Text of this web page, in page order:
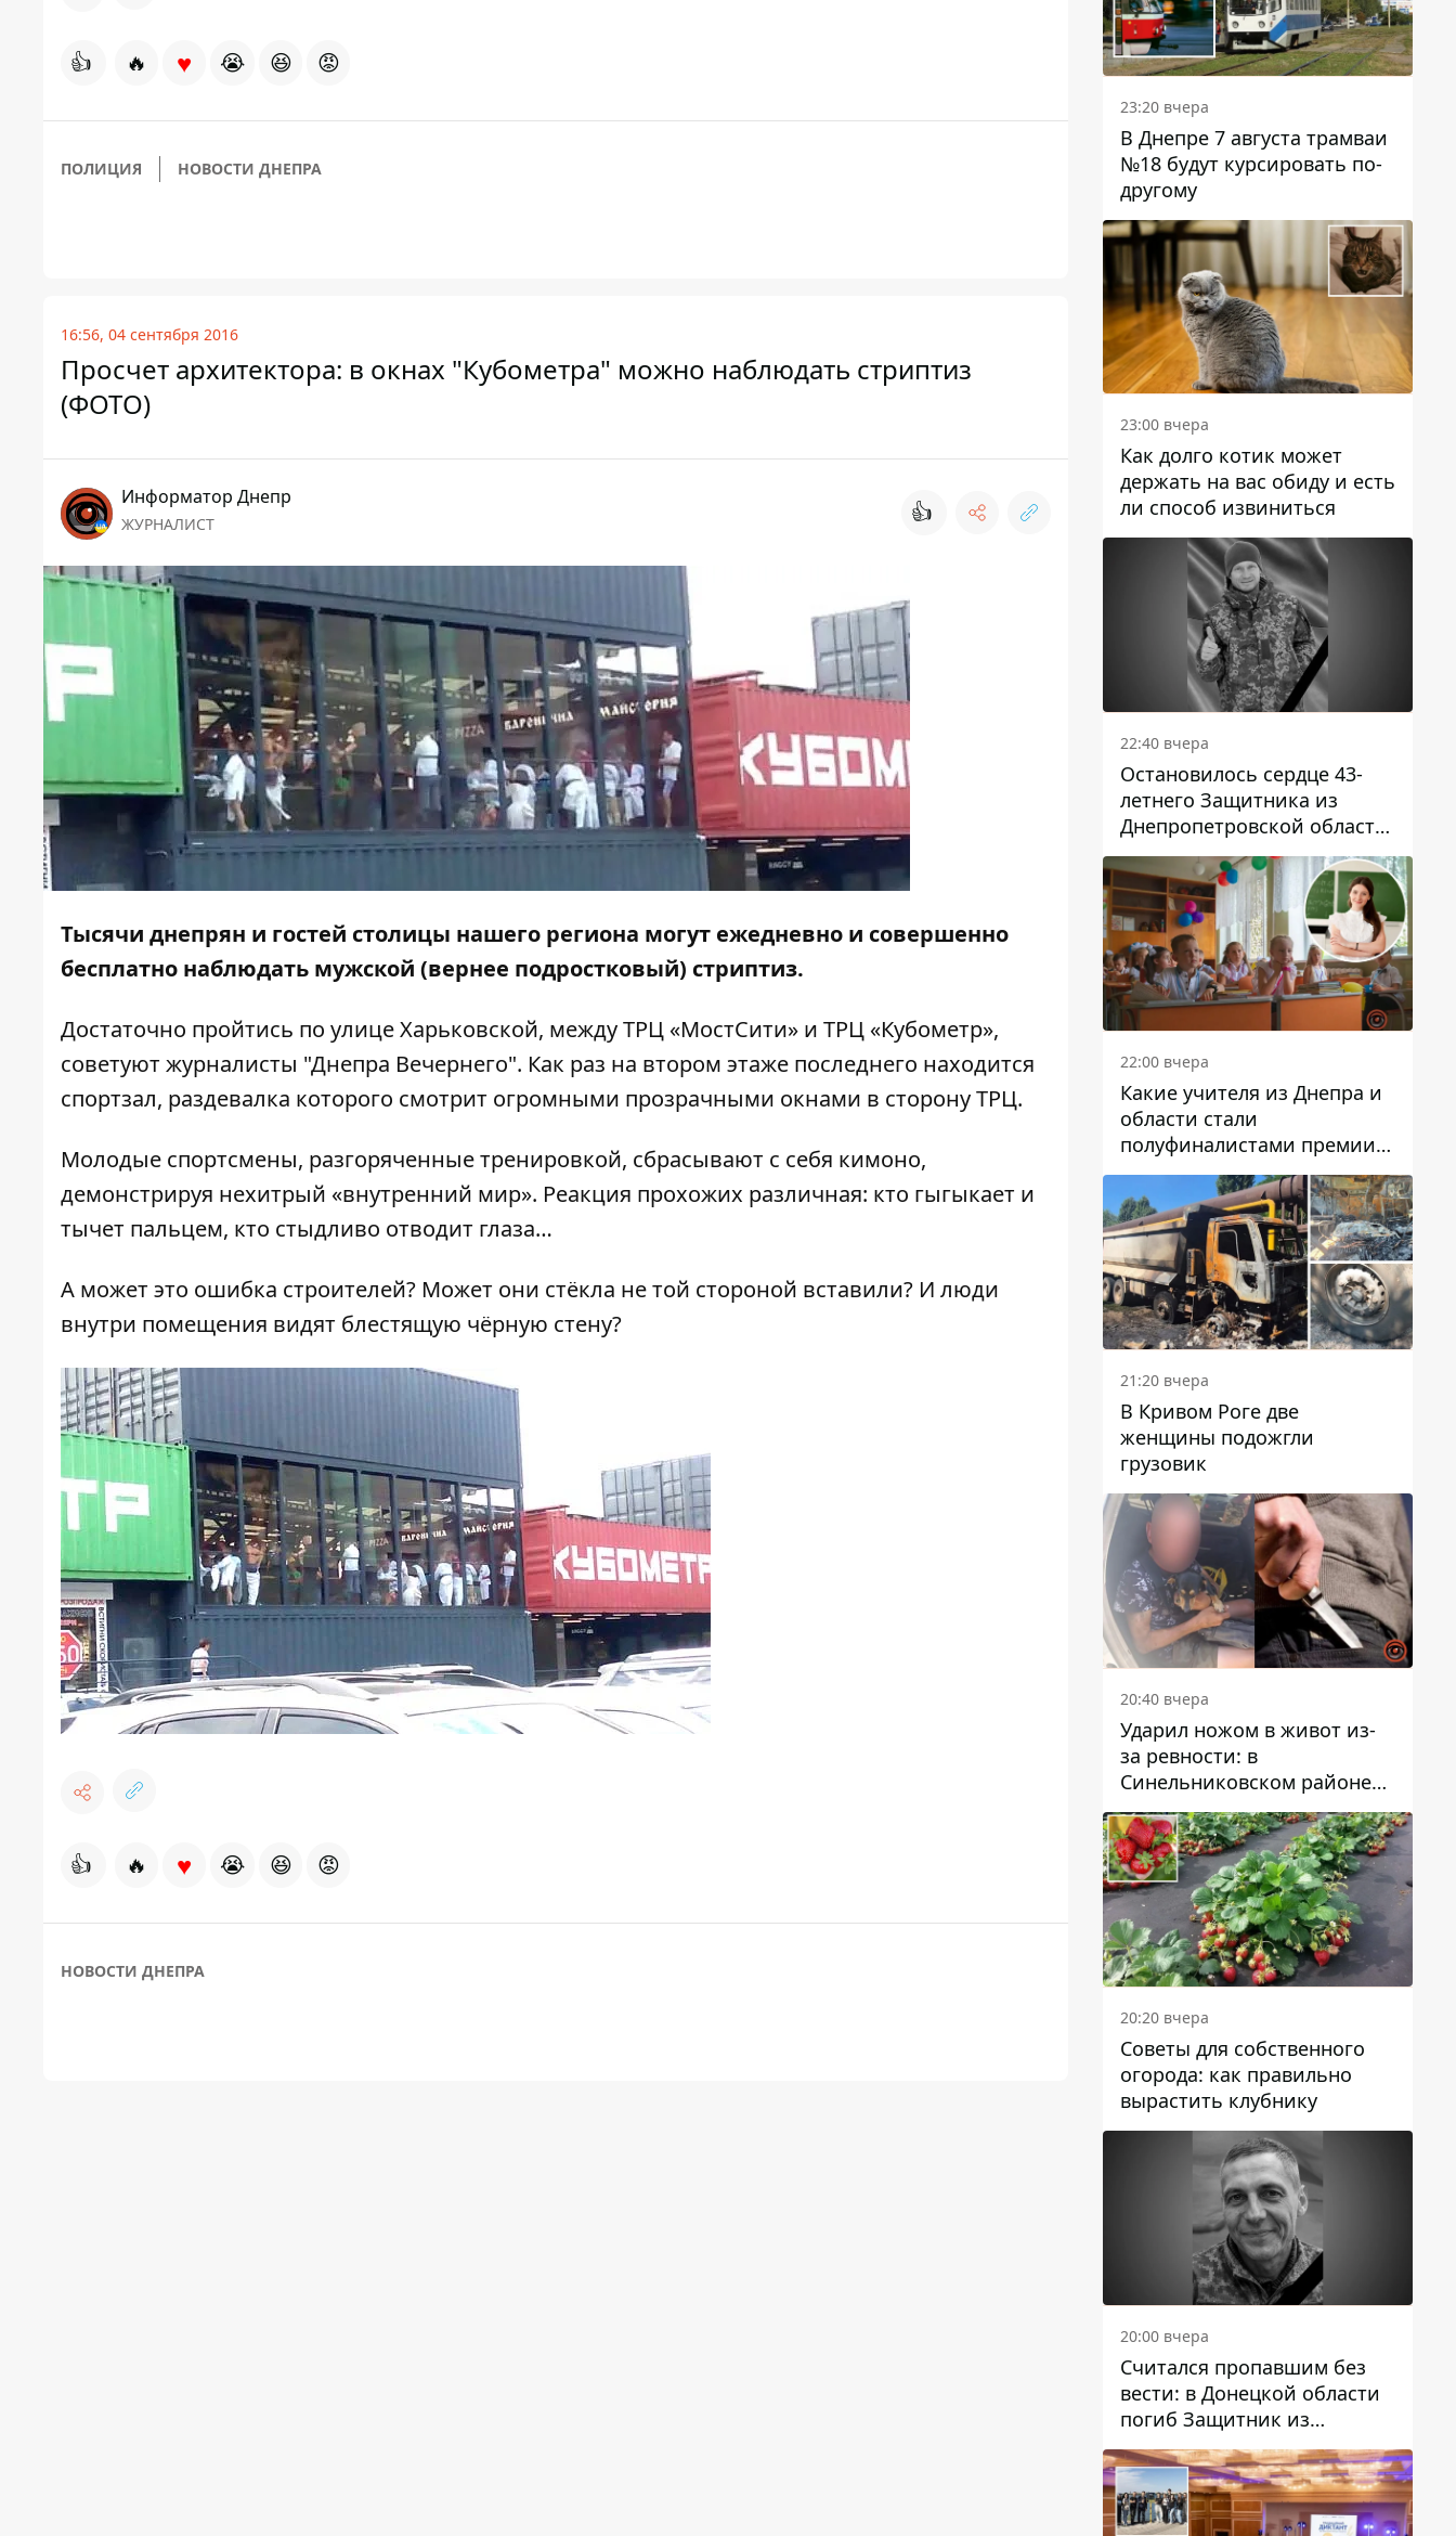
👍 🔥 ♥ 😭 😆 😡
ПОЛИЦИЯ НОВОСТИ ДНЕПРА
16:56, 04 сентября 2016
Просчет архитектора: в окнах "Кубометра" можно наблюдать стриптиз
(ФОТО)
Информатор Днепр
ЖУРНАЛИСТ 👍
Тысячи днепрян и гостей столицы нашего региона могут ежедневно и совершенно
бесплатно наблюдать мужской (вернее подростковый) стриптиз.
Достаточно пройтись по улице Харьковской, между ТРЦ «МостСити» и ТРЦ «Кубометр»,
советуют журналисты "Днепра Вечернего". Как раз на втором этаже последнего находится
спортзал, раздевалка которого смотрит огромными прозрачными окнами в сторону ТРЦ.
Молодые спортсмены, разгоряченные тренировкой, сбрасывают с себя кимоно,
демонстрируя нехитрый «внутренний мир». Реакция прохожих различная: кто гыгыкает и
тычет пальцем, кто стыдливо отводит глаза…
А может это ошибка строителей? Может они стёкла не той стороной вставили? И люди
внутри помещения видят блестящую чёрную стену?
👍 🔥 ♥ 😭 😆 😡
НОВОСТИ ДНЕПРА
23:20 вчера
В Днепре 7 августа трамваи
№18 будут курсировать по-
другому
23:00 вчера
Как долго котик может
держать на вас обиду и есть
ли способ извиниться
22:40 вчера
Остановилось сердце 43-
летнего Защитника из
Днепропетровской области
Евгения Зинченко
22:00 вчера
Какие учителя из Днепра и
области стали
полуфиналистами премии
Global Teacher Prize Ukraine
2026
21:20 вчера
В Кривом Роге две
женщины подожгли
грузовик
20:40 вчера
Ударил ножом в живот из-
за ревности: в
Синельниковском районе
задержали 49-летнего
мужчину за убийство
20:20 вчера
Советы для собственного
огорода: как правильно
вырастить клубнику
20:00 вчера
Считался пропавшим без
вести: в Донецкой области
погиб Защитник из
Каменского Антон
Красовский